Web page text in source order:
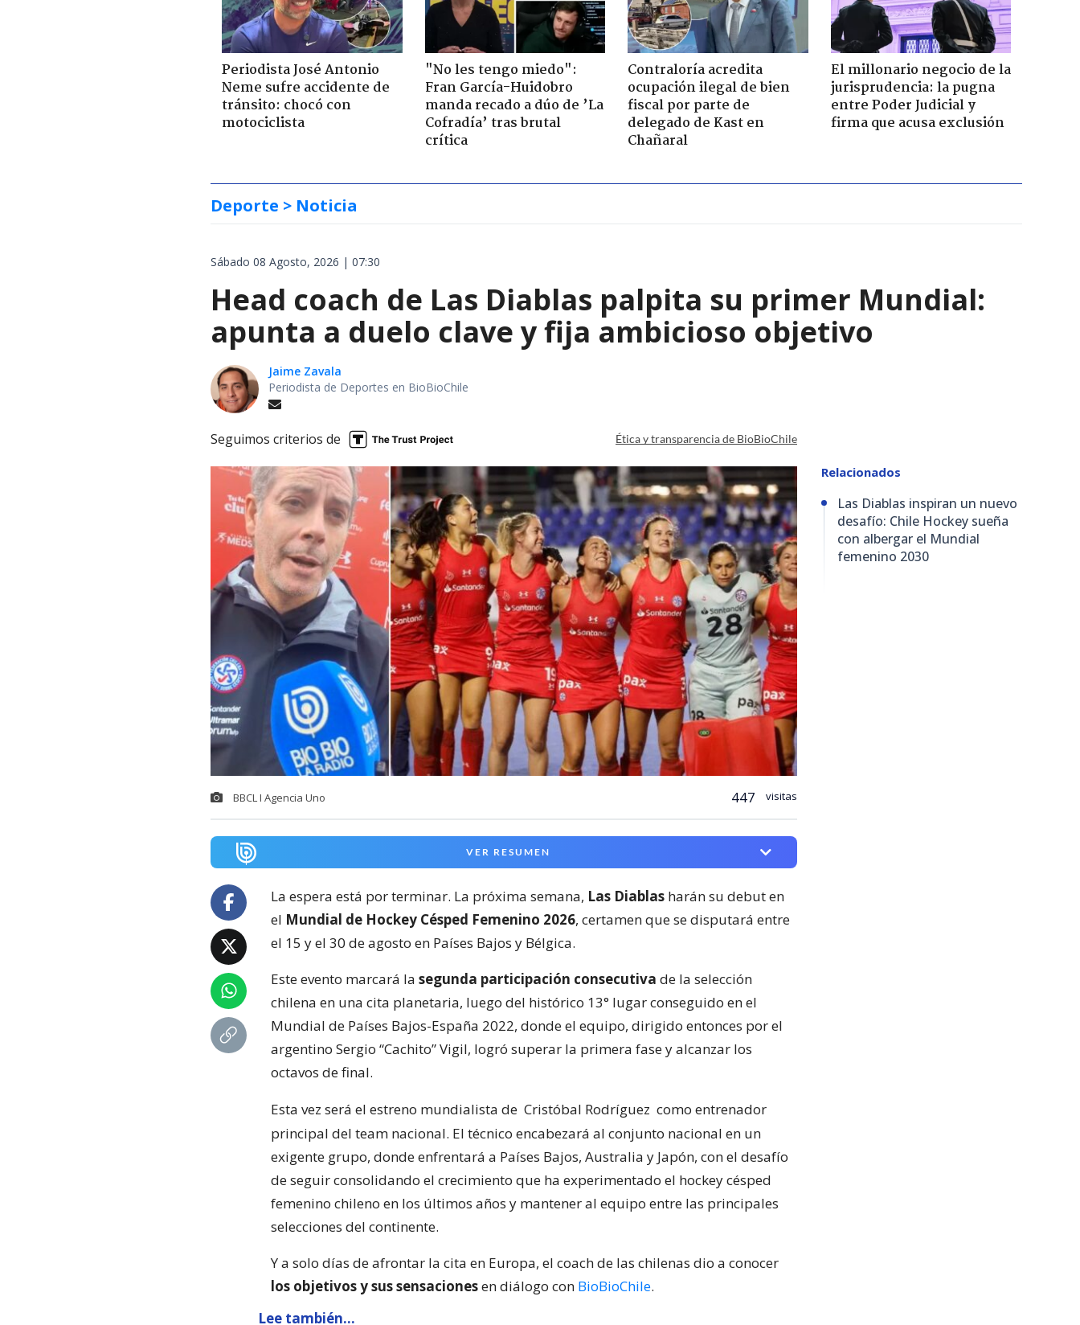
Periodista José Antonio
Neme sufre accidente de
tránsito: chocó con
motociclista
"No les tengo miedo":
Fran García-Huidobro
manda recado a dúo de ’La
Cofradía’ tras brutal
crítica
Contraloría acredita
ocupación ilegal de bien
fiscal por parte de
delegado de Kast en
Chañaral
El millonario negocio de la
jurisprudencia: la pugna
entre Poder Judicial y
firma que acusa exclusión
Deporte > Noticia
Sábado 08 Agosto, 2026 | 07:30
Head coach de Las Diablas palpita su primer Mundial:
apunta a duelo clave y fija ambicioso objetivo
Jaime Zavala
Periodista de Deportes en BioBioChile
Seguimos criterios de Ética y transparencia de BioBioChile
BBCL I Agencia Uno 447 visitas
VER RESUMEN
La espera está por terminar. La próxima semana, Las Diablas harán su debut en
el Mundial de Hockey Césped Femenino 2026, certamen que se disputará entre
el 15 y el 30 de agosto en Países Bajos y Bélgica.
Este evento marcará la segunda participación consecutiva de la selección
chilena en una cita planetaria, luego del histórico 13° lugar conseguido en el
Mundial de Países Bajos-España 2022, donde el equipo, dirigido entonces por el
argentino Sergio “Cachito” Vigil, logró superar la primera fase y alcanzar los
octavos de final.
Esta vez será el estreno mundialista de Cristóbal Rodríguez como entrenador
principal del team nacional. El técnico encabezará al conjunto nacional en un
exigente grupo, donde enfrentará a Países Bajos, Australia y Japón, con el desafío
de seguir consolidando el crecimiento que ha experimentado el hockey césped
femenino chileno en los últimos años y mantener al equipo entre las principales
selecciones del continente.
Y a solo días de afrontar la cita en Europa, el coach de las chilenas dio a conocer
los objetivos y sus sensacionesen diálogo con BioBioChile.
Lee también...
Relacionados
Las Diablas inspiran un nuevo
desafío: Chile Hockey sueña
con albergar el Mundial
femenino 2030